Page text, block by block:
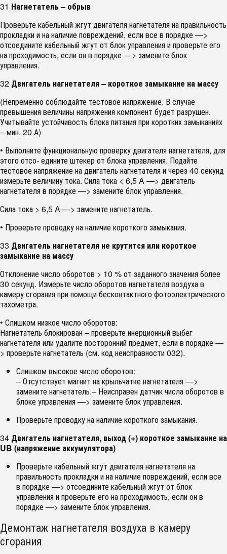
31 Нагнетатель – обрыв
Проверьте кабельный жгут двигателя нагнетателя на правильность
прокладки и на наличие повреждений, если все в порядке —>
отсоедините кабельный жгут от блок управления и проверьте его
на проходимость, если он в порядке —> замените блок
управления.
32 Двигатель нагнетателя – короткое замыкание на массу
(Непременно соблюдайте тестовое напряжение. В случае
превышения величины напряжения компонент будет разрушен.
Учитывайте устойчивость блока питания при коротких замыканиях
– мин. 20 А)
• Выполните функциональную проверку двигателя нагнетателя, для
этого отсо- едините штекер от блока управления. Подайте
тестовое напряжение на двигатель нагнетателя и через 40 секунд
измерьте величину тока. Сила тока < 6,5 A —> двигатель
нагнетателя в порядке —> замените блок управления.
Сила тока > 6,5 A —> замените нагнетатель.
• Проверьте проводку на наличие короткого замыкания.
33 Двигатель нагнетателя не крутится или короткое
замыкание на массу
Отклонение число оборотов > 10 % от заданного значения более
30 секунд. Измерьте число оборотов нагнетателя воздуха в
камеру сгорания при помощи бесконтактного фотоэлектрического
тахометра.
• Слишком низкое число оборотов:
Нагнетатель блокирован – проверьте инерционный выбег
нагнетателя или удалите посторонний предмет, если в порядке —
> проверьте нагнетатель (см. код неисправности 032).
Слишком высокое число оборотов:
– Отсутствует магнит на крыльчатке нагнетателя —>
замените нагнетатель.– Неисправен датчик числа оборотов в
блоке управления —> замените блок управления.
Проверьте проводку на наличие короткого замыкания.
34 Двигатель нагнетателя, выход (+) короткое замыкание на
UB (напряжение аккумулятора)
Проверьте кабельный жгут двигателя нагнетателя на
правильность прокладки и на наличие повреждений, если все
в порядке —> отсоедините кабельный жгут от блок
управления и проверьте его на проходимость, если он в
порядке —> замените блок управления.
Демонтаж нагнетателя воздуха в камеру
сгорания